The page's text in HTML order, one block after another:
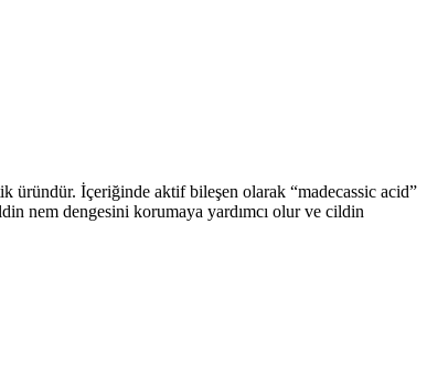
üründür. İçeriğinde aktif bileşen olarak “madecassic acid”
nem dengesini korumaya yardımcı olur ve cildin